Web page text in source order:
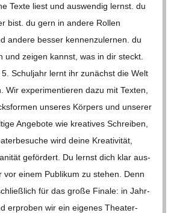
Texte liest und aus­wen­dig lernst. du
bist. du gern in andere Rol­len
andere bes­ser ken­nen­zu­ler­nen. du
und zei­gen kannst, was in dir steckt.
Schul­jahr lernt ihr zunächst die Welt
Wir expe­ri­men­tie­ren dazu mit Tex­ten,
unse­res Kör­pers und unse­rer
Ange­bote wie krea­ti­ves Schrei­ben,
wird deine Krea­ti­vi­tät,
geför­dert. Du lernst dich klar aus­
vor einem Publi­kum zu ste­hen. Denn
für das große Finale: in Jahr­
erpro­ben wir ein eige­nes Thea­ter­